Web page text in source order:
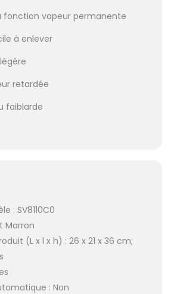
fonction vapeur permanente
à enlever
retardée
faiblarde
: SV8110C0
Marron
(L x l x h) : 26 x 21 x 36 cm;
: Non